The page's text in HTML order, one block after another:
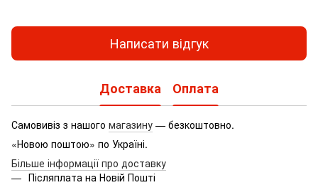
Написати відгук
Доставка Оплата
Самовивіз з нашого магазину — безкоштовно.
«Новою поштою» по Україні.
Більше інформації про доставку
Післяплата на Новій Пошті